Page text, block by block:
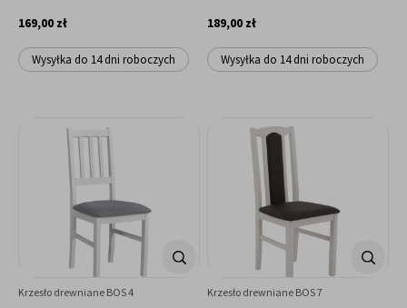
169,00 zł
Wysyłka do 14 dni roboczych
189,00 zł
Wysyłka do 14 dni roboczych
Krzesło drewniane BOS 4 Krzesło drewniane BOS 7